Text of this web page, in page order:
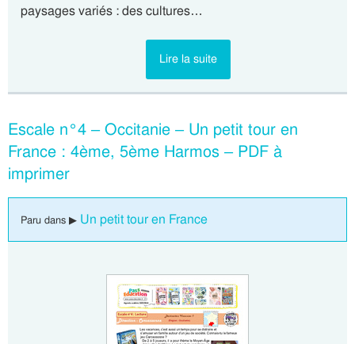
paysages variés : des cultures…
Lire la suite
Escale n°4 – Occitanie – Un petit tour en
France : 4ème, 5ème Harmos – PDF à
imprimer
Paru dans ▶ Un petit tour en France